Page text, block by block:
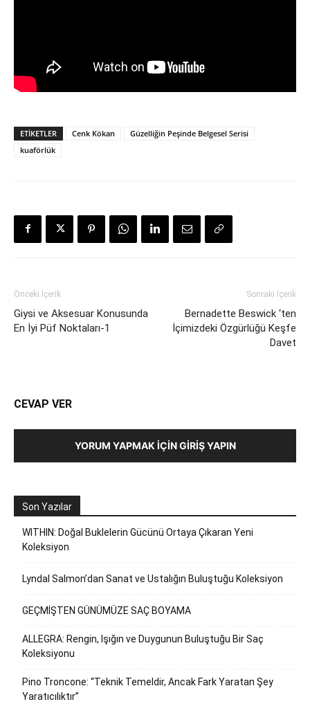
ETIKETLER Cenk Kökan
Güzelliğin Peşinde Belgesel Serisi
kuaförlük
Önceki İçerik
Giysi ve Aksesuar Konusunda
En İyi Püf Noktaları-1
Sonraki İçerik
Bernadette Beswick ‘ten
İçimizdeki Özgürlüğü Keşfe
Davet
CEVAP VER
YORUM YAPMAK İÇIN GIRIŞ YAPIN
Son Yazılar
WITHIN: Doğal Buklelerin Gücünü Ortaya Çıkaran Yeni
Koleksiyon
Lyndal Salmon’dan Sanat ve Ustalığın Buluştuğu Koleksiyon
GEÇMİŞTEN GÜNÜMÜZE SAÇ BOYAMA
ALLEGRA: Rengin, Işığın ve Duygunun Buluştuğu Bir Saç
Koleksiyonu
Pino Troncone: “Teknik Temeldir, Ancak Fark Yaratan Şey
Yaratıcılıktır”